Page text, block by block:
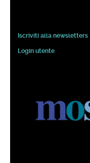
Iscriviti alla newsletters
Login utente